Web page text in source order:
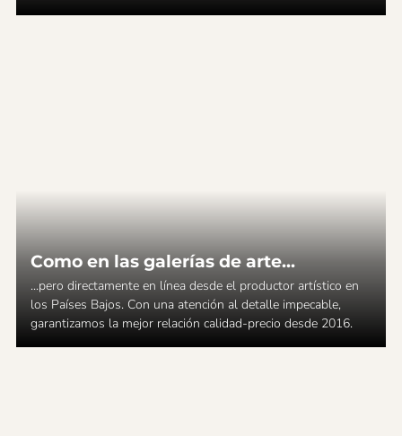
Como en las galerías de arte...
...pero directamente en línea desde el productor artístico en
los Países Bajos. Con una atención al detalle impecable,
garantizamos la mejor relación calidad-precio desde 2016.